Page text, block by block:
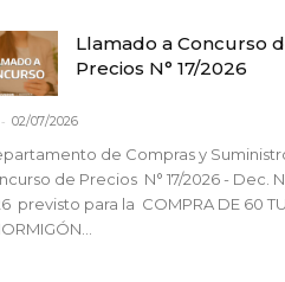
Llamado a Concurso
Precios N° 17/2026
- 02/07/2026
de Compras y
de Precios N° 17/2026 - Dec.
previsto para la COMPRA DE 60